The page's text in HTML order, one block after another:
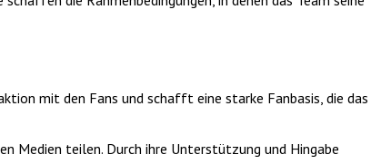
mit den Fans und schafft eine starke Fanbasis, die das
Medien teilen. Durch ihre Unterstützung und Hingabe